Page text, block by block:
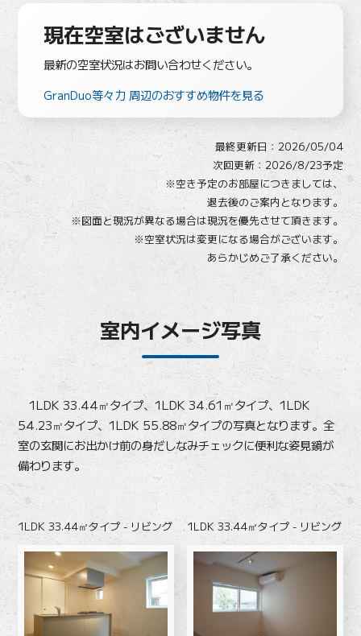
現在空室はございません
最新の空室状況はお問い合わせください。
GranDuo等々力 周辺のおすすめ物件を見る
最終更新日： 2026/05/04
次回更新：2026/8/23予定
※空き予定のお部屋につきましては、
退去後のご案内となります。
※図面と現況が異なる場合は現況を優先させて頂きます。
※空室状況は変更になる場合がございます。
あらかじめご了承ください。
室内イメージ写真
1LDK 33.44㎡タイプ、1LDK 34.61㎡タイプ、1LDK
54.23㎡タイプ、1LDK 55.88㎡タイプの写真となります。全
室の玄関にお出かけ前の身だしなみチェックに便利な姿見鏡が
備わります。
1LDK 33.44㎡タイプ - リビング 1LDK 33.44㎡タイプ - リビング